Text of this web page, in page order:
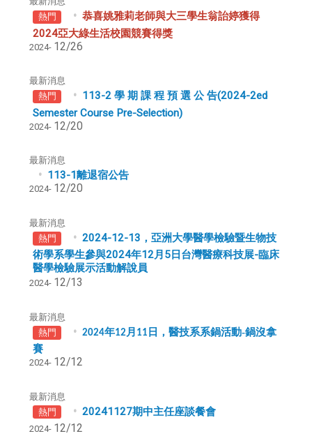
熱門
恭喜姚雅莉老師與大三學生翁詒婷獲得
2024亞大綠生活校園競賽得獎
2024- 12/26
最新消息
熱門
113-2 學 期 課 程 預 選 公 告(2024-2ed
Semester Course Pre-Selection)
2024- 12/20
最新消息
113-1離退宿公告
2024- 12/20
最新消息
熱門
2024-12-13，亞洲大學醫學檢驗暨生物技
術學系學生參與2024年12月5日台灣醫療科技展-臨床
醫學檢驗展示活動解說員
2024- 12/13
最新消息
熱門
2024年12 月 11 日，醫技系系鍋活動-鍋沒拿
賽
2024- 12/12
最新消息
熱門
20241127期中主任座談餐會
2024- 12/12